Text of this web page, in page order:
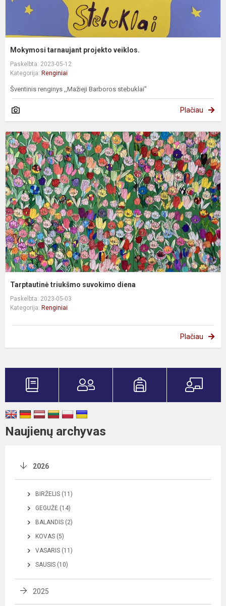
Mokymosi tarnaujant projekto veiklos.
Paskelbta: 2023-05-12
Kategorija: Renginiai
Šventinis renginys ,,Mažieji Barboros stebuklai"
Plačiau
Tarptautinė triukšmo suvokimo diena
Paskelbta: 2023-05-03
Kategorija: Renginiai
Plačiau
Naujienų archyvas
2026
BIRŽELIS (11)
GEGUŽĖ (14)
BALANDIS (2)
KOVAS (5)
VASARIS (11)
SAUSIS (10)
2025